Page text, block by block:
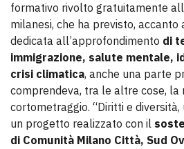
formativo rivolto gratuitamente
milanesi, che ha previsto,
dedicata all’approfondimento di
immigrazione, salute mentale,
crisi climatica, anche una parte
comprendeva, tra le altre cose, la
cortometraggio. “Diritti e diversità,
un progetto realizzato con il
di Comunità Milano Città, Sud